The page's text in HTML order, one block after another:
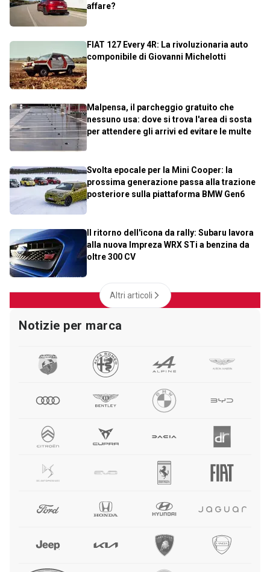
affare?
FIAT 127 Every 4R: La rivoluzionaria auto
componibile di Giovanni Michelotti
Malpensa, il parcheggio gratuito che
nessuno usa: dove si trova l'area di sosta
per attendere gli arrivi ed evitare le multe
Svolta epocale per la Mini Cooper: la
prossima generazione passa alla trazione
posteriore sulla piattaforma BMW Gen6
Il ritorno dell'icona da rally: Subaru lavora
alla nuova Impreza WRX STi a benzina da
oltre 300 CV
Altri articoli
Notizie per marca